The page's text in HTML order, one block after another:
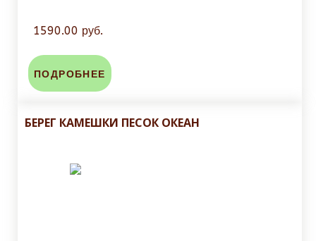
1590.00 руб.
ПОДРОБНЕЕ
БЕРЕГ КАМЕШКИ ПЕСОК ОКЕАН